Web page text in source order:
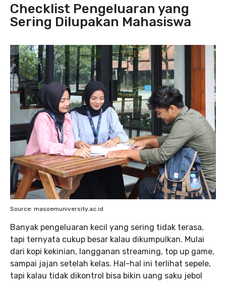
Checklist Pengeluaran yang
Sering Dilupakan Mahasiswa
Source: masoemuniversity.ac.id
Banyak pengeluaran kecil yang sering tidak terasa,
tapi ternyata cukup besar kalau dikumpulkan. Mulai
dari kopi kekinian, langganan streaming, top up game,
sampai jajan setelah kelas. Hal-hal ini terlihat sepele,
tapi kalau tidak dikontrol bisa bikin uang saku jebol